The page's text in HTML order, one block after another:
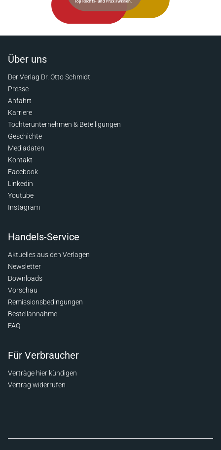
Über uns
Der Verlag Dr. Otto Schmidt
Presse
Anfahrt
Karriere
Tochterunternehmen & Beteiligungen
Geschichte
Mediadaten
Kontakt
Facebook
Linkedin
Youtube
Instagram
Handels-Service
Aktuelles aus den Verlagen
Newsletter
Downloads
Vorschau
Remissionsbedingungen
Bestellannahme
FAQ
Für Verbraucher
Verträge hier kündigen
Vertrag widerrufen